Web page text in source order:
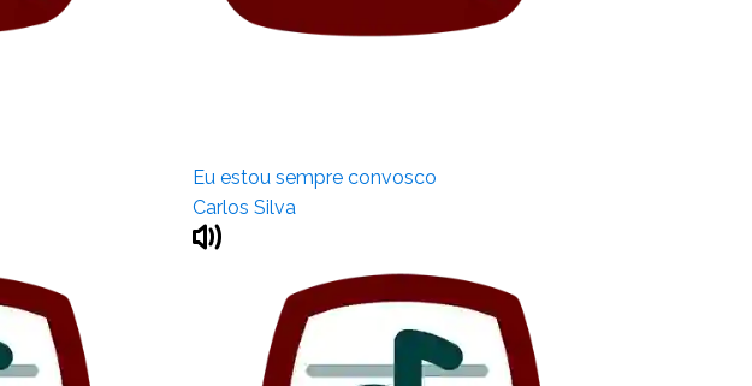
Eu estou sempre convosco
Carlos Silva